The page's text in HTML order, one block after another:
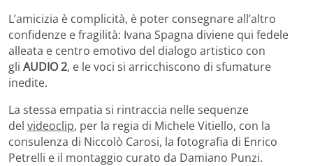
L’amicizia è complicità, è poter consegnare all’altro
confidenze e fragilità: Ivana Spagna diviene qui fedele
alleata e centro emotivo del dialogo artistico con
gli AUDIO 2, e le voci si arricchiscono di sfumature
inedite.
La stessa empatia si rintraccia nelle sequenze
del videoclip, per la regia di Michele Vitiello, con la
consulenza di Niccolò Carosi, la fotografia di Enrico
Petrelli e il montaggio curato da Damiano Punzi.